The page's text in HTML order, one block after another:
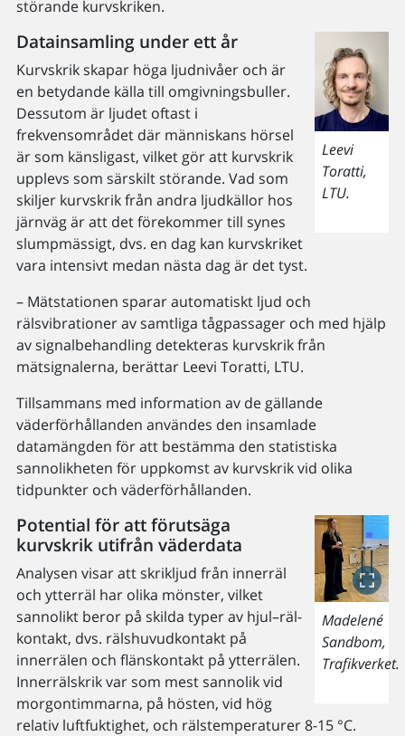
störande kurvskriken.
Leevi
Toratti,
LTU.
Datainsamling under ett år
Kurvskrik skapar höga ljudnivåer och är
en betydande källa till omgivningsbuller.
Dessutom är ljudet oftast i
frekvensområdet där människans hörsel
är som känsligast, vilket gör att kurvskrik
upplevs som särskilt störande. Vad som
skiljer kurvskrik från andra ljudkällor hos
järnväg är att det förekommer till synes
slumpmässigt, dvs. en dag kan kurvskriket
vara intensivt medan nästa dag är det tyst.
– Mätstationen sparar automatiskt ljud och
rälsvibrationer av samtliga tågpassager och med hjälp
av signalbehandling detekteras kurvskrik från
mätsignalerna, berättar Leevi Toratti, LTU.
Tillsammans med information av de gällande
väderförhållanden användes den insamlade
datamängden för att bestämma den statistiska
sannolikheten för uppkomst av kurvskrik vid olika
tidpunkter och väderförhållanden.
Madelené
Sandbom,
Trafikverket.
Potential för att förutsäga
kurvskrik utifrån väderdata
Analysen visar att skrikljud från innerräl
och ytterräl har olika mönster, vilket
sannolikt beror på skilda typer av hjul–räl-
kontakt, dvs. rälshuvudkontakt på
innerrälen och flänskontakt på ytterrälen.
Innerrälskrik var som mest sannolik vid
morgontimmarna, på hösten, vid hög
relativ luftfuktighet, och rälstemperaturer 8-15 °C.